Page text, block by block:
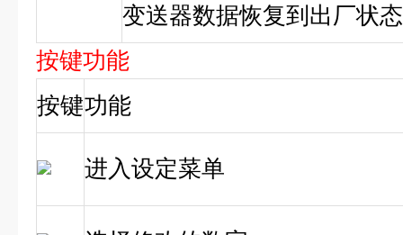
变送器数据恢复到出厂状态
按键功能
按键功能
进入设定菜单